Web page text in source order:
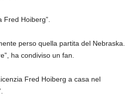
Fred Hoiberg”.
perso quella partita del Nebraska.
ha condiviso un fan.
Fred Hoiberg a casa nel